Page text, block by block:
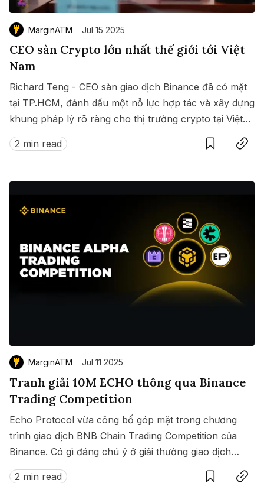
MarginATM Jul 15 2025
CEO sàn Crypto lớn nhất thế giới tới Việt
Nam
Richard Teng - CEO sàn giao dịch Binance đã có mặt
tại TP.HCM, đánh dấu một nỗ lực hợp tác và xây dựng
khung pháp lý rõ ràng cho thị trường crypto tại Việt
Nam.
2 min read
SaveCopy link
MarginATM Jul 11 2025
Tranh giải 10M ECHO thông qua Binance
Trading Competition
Echo Protocol vừa công bố góp mặt trong chương
trình giao dịch BNB Chain Trading Competition của
Binance. Có gì đáng chú ý ở giải thưởng giao dịch
này?
2 min read
SaveCopy link